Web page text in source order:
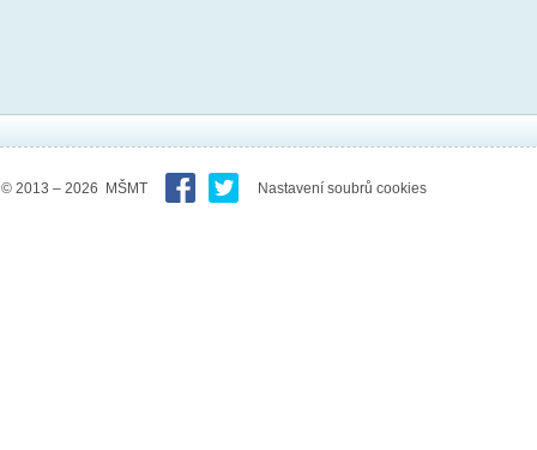
© 2013 – 2026 MŠMT Nastavení soubrů cookies